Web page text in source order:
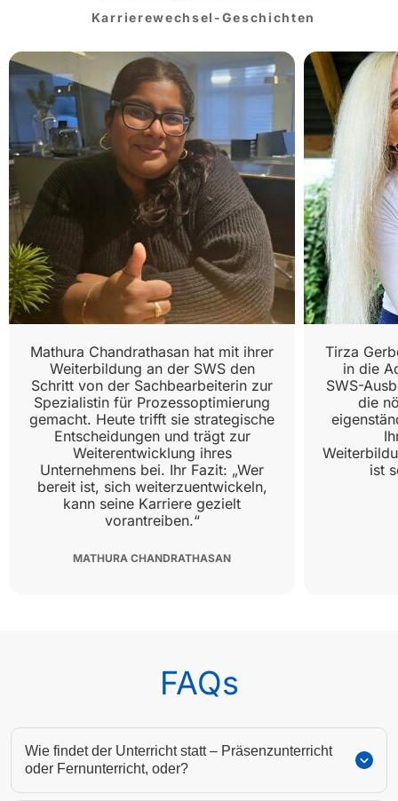
Karrierewechsel-Geschichten
Mathura Chandrathasan hat mit ihrer
Weiterbildung an der SWS den
Schritt von der Sachbearbeiterin zur
Spezialistin für Prozessoptimierung
gemacht. Heute trifft sie strategische
Entscheidungen und trägt zur
Weiterentwicklung ihres
Unternehmens bei. Ihr Fazit: „Wer
bereit ist, sich weiterzuentwickeln,
kann seine Karriere gezielt
vorantreiben.“
MATHURA CHANDRATHASAN
Tirza
in die
SWS-
die
ist
FAQs
Wie findet der Unterricht statt – Präsenzunterricht
oder Fernunterricht, oder?